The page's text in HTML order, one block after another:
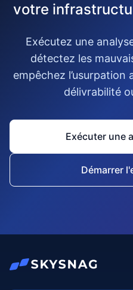
votre
Exécutez une
détectez les
empêchez l’usurpation
délivrabilité
Exécuter une
Démarrer